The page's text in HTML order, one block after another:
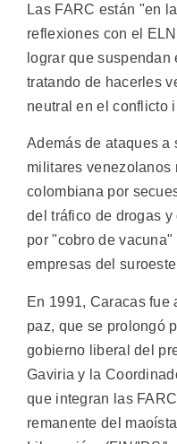
Las FARC están "en
reflexiones con el
lograr que
tratando de hacerles
neutral en el conflicto
Además de ataques
militares
colombiana por
del tráfico de drogas
por "cobro de
empresas del
En 1991, Caracas
paz, que se prolongó
gobierno liberal del
Gaviria y la
que integran las
remanente del